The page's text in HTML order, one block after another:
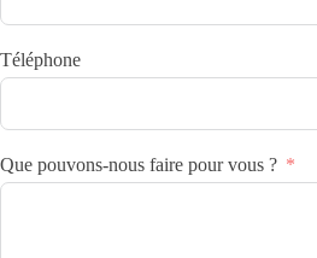
Téléphone
Que pouvons-nous faire pour vous ?